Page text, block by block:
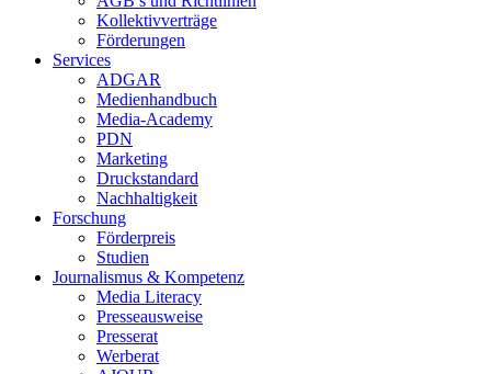
Kollektivverträge
Förderungen
Services
ADGAR
Medienhandbuch
Media-Academy
PDN
Marketing
Druckstandard
Nachhaltigkeit
Forschung
Förderpreis
Studien
Journalismus & Kompetenz
Media Literacy
Presseausweise
Presserat
Werberat